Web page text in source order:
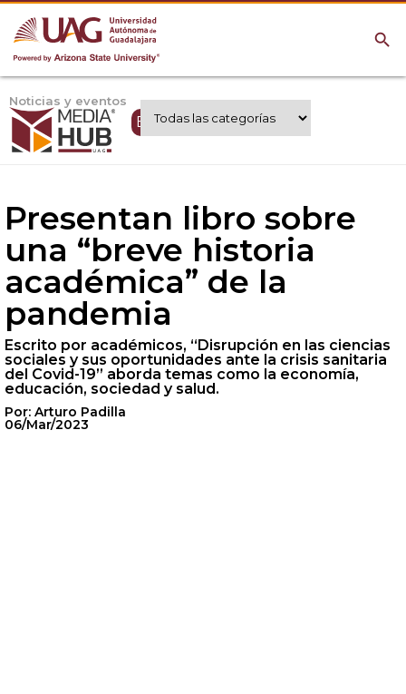
search
Noticias y eventos
Expertos UAG
Presentan libro sobre
una “breve historia
académica” de la
pandemia
Escrito por académicos, “Disrupción en las ciencias
sociales y sus oportunidades ante la crisis sanitaria
del Covid-19” aborda temas como la economía,
educación, sociedad y salud.
Por: Arturo Padilla
06/Mar/2023